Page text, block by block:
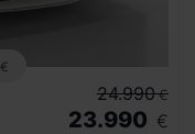
€
24.990 €
23.990 €